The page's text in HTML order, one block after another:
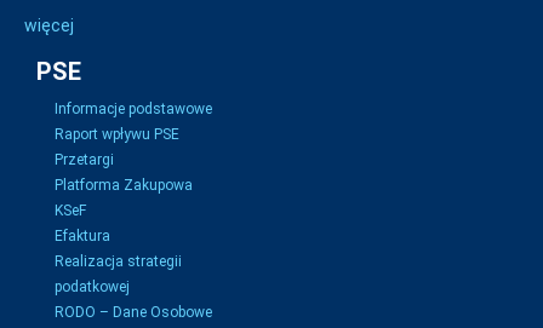
więcej
PSE
Informacje podstawowe
Raport wpływu PSE
Przetargi
Platforma Zakupowa
KSeF
Efaktura
Realizacja strategii
podatkowej
RODO – Dane Osobowe